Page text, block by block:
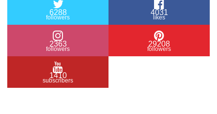
6288
followers
4031
likes
2363
followers
29208
followers
1410
subscribers